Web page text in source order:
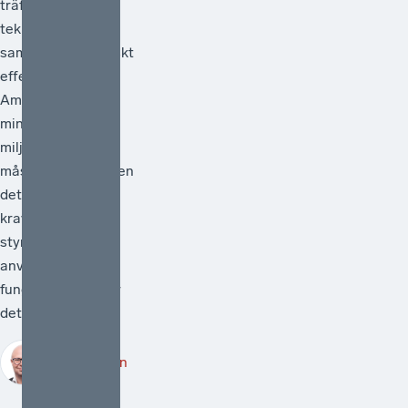
träffsäker,
teknikneutral och
samhällsekonomiskt
effektiv.[1]
Ambitionen att
minska
miljöpåverkan
måste vara hög men
det måste också
kraven på att de
styrmedel som
används faktiskt
fungerar. Därför är
det välkomme...
Robert Lönn